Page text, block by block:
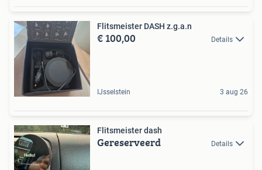
Flitsmeister DASH z.g.a.n
€ 100,00 Details
IJsselstein 3 aug 26
Flitsmeister dash
Gereserveerd Details